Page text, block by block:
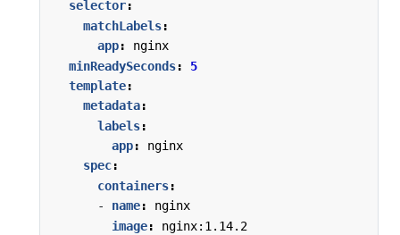
selector:
matchLabels:
app:
nginx
minReadySeconds:
5
template:
metadata:
labels:
app:
nginx
spec:
containers:
- name:
nginx
image:
nginx:1.14.2